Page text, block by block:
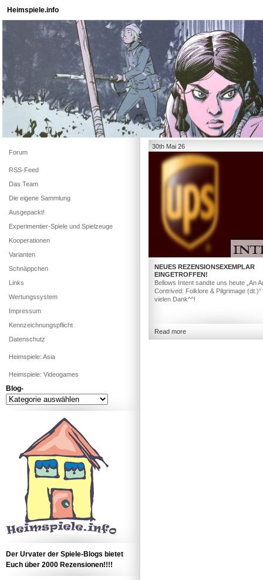
Heimspiele.info
30th Mai 26
NEUES REZENSIONSEXEMPLAR
EINGETROFFEN!
Bellows Intent sandte uns heute „An
Contrived: Folklore & Pilgrimage (dt.)“
vielen Dank^^!
Read more
Forum
RSS-Feed
Das Team
Die eigene Sammlung
Ausgepackt!
Experimentier-Spiele und Spielzeuge
Kooperationen
Varianten
Schnäppchen
Links
Wertungssystem
Impressum
Kennzeichnungspflicht
Datenschutz
Heimspiele: Asia
Heimspiele: Videogames
Blog-
Blog-
Der Urvater der Spiele-Blogs bietet
Euch über 2000 Rezensionen!!!!